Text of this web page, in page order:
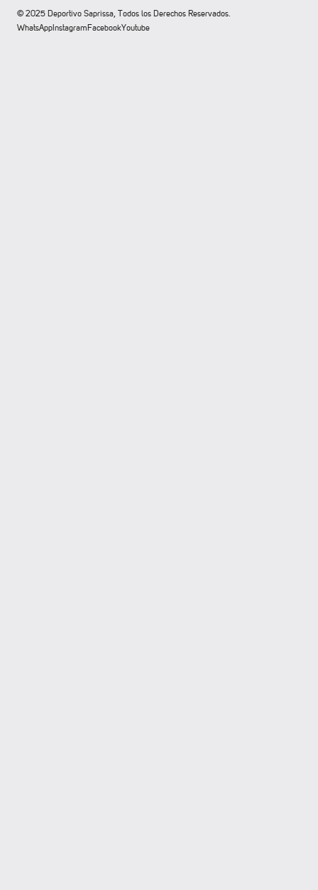
© 2025 Deportivo Saprissa, Todos los Derechos Reservados.
WhatsApp InstagramFacebookYoutube